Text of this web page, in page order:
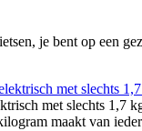
je bent op een
met slechts 1,7
maakt van